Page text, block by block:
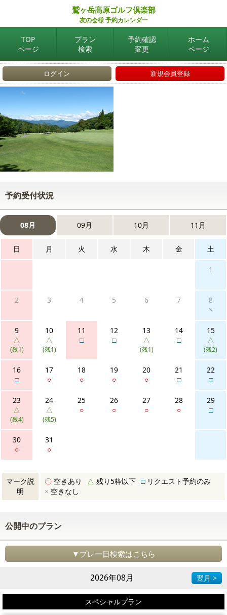
鷲ヶ岳高原ゴルフ倶楽部
友の会様 予約カレンダー
TOP
ページ
プラン
検索
予約確認
変更
ホーム
ページ
ログイン 新規会員登録
予約受付状況
08月 09月 10月 11月
日 月 火 水 木 金 土
1
2 3 4 5 6 7
8
×
9
△
(残1)
10
△
(残1)
11
□
12
□
13
△
(残1)
14
□
15
△
(残2)
16
□
17
○
18
○
19
○
20
○
21
□
22
□
23
△
(残4)
24
△
(残5)
25
○
26
○
27
○
28
○
29
□
30
○
31
○
マーク説
明
〇 空きあり △ 残り5枠以下 □リクエスト予約のみ
× 空きなし
公開中のプラン
▼プレー日検索はこちら
2026年08月 翌月 >
スペシャルプラン